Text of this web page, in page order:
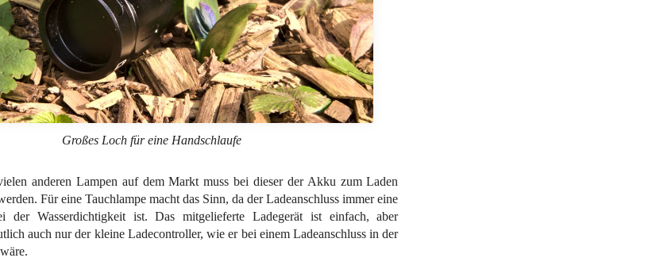
Großes Loch für eine Handschlaufe
anderen Lampen auf dem Markt muss bei dieser der Akku zum Laden
Für eine Tauchlampe macht das Sinn, da der Ladeanschluss immer eine
der Wasserdichtigkeit ist. Das mitgelieferte Ladegerät ist einfach, aber
auch nur der kleine Ladecontroller, wie er bei einem Ladeanschluss in der